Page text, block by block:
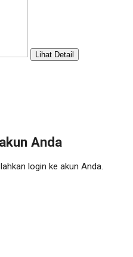
Lihat Detail
Anda
login ke akun Anda.